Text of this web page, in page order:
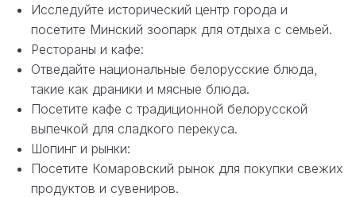
Исследуйте исторический центр города и
посетите Минский зоопарк для отдыха с семьей.
Рестораны и кафе:
Отведайте национальные белорусские блюда,
такие как драники и мясные блюда.
Посетите кафе с традиционной белорусской
выпечкой для сладкого перекуса.
Шопинг и рынки:
Посетите Комаровский рынок для покупки свежих
продуктов и сувениров.